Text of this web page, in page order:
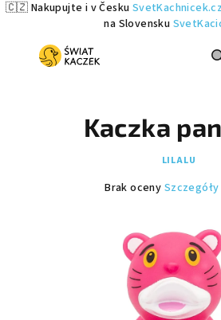
🇨🇿 Nakupujte i v Česku SvetKachnicek.cz
na Slovensku
Kaczka
LILALU
Średnia
wynosi
gwiazdek.
Brak oceny